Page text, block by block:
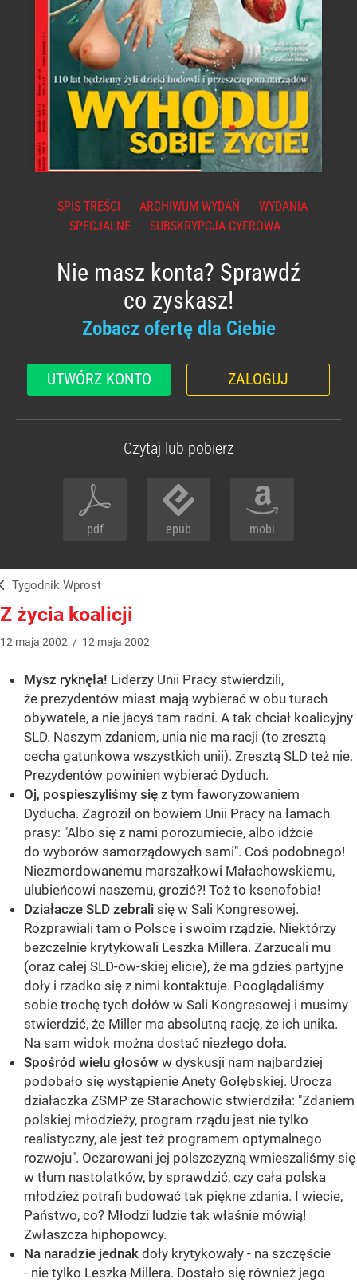
SPIS TREŚCI ARCHIWUM WYDAŃ
WYDANIA
SPECJALNE
SUBSKRYPCJA CYFROWA
Nie masz konta? Sprawdź
co zyskasz!
Zobacz ofertę dla Ciebie
UTWÓRZ KONTO ZALOGUJ
Czytaj lub pobierz
pdf epub mobi
Tygodnik Wprost
Z życia koalicji
12 maja 2002 / 12 maja 2002
Mysz ryknęła! Liderzy Unii Pracy stwierdzili,
że prezydentów miast mają wybierać w obu turach
obywatele, a nie jacyś tam radni. A tak chciał koalicyjny
SLD. Naszym zdaniem, unia nie ma racji (to zresztą
cecha gatunkowa wszystkich unii). Zresztą SLD też nie.
Prezydentów powinien wybierać Dyduch.
Oj, pospieszyliśmy się z tym faworyzowaniem
Dyducha. Zagroził on bowiem Unii Pracy na łamach
prasy: "Albo się z nami porozumiecie, albo idźcie
do wyborów samorządowych sami". Coś podobnego!
Niezmordowanemu marszałkowi Małachowskiemu,
ulubieńcowi naszemu, grozić?! Toż to ksenofobia!
Działacze SLD zebrali się w Sali Kongresowej.
Rozprawiali tam o Polsce i swoim rządzie. Niektórzy
bezczelnie krytykowali Leszka Millera. Zarzucali mu
(oraz całej SLD-ow-skiej elicie), że ma gdzieś partyjne
doły i rzadko się z nimi kontaktuje. Pooglądaliśmy
sobie trochę tych dołów w Sali Kongresowej i musimy
stwierdzić, że Miller ma absolutną rację, że ich unika.
Na sam widok można dostać niezłego doła.
Spośród wielu głosów w dyskusji nam najbardziej
podobało się wystąpienie Anety Gołębskiej. Urocza
działaczka ZSMP ze Starachowic stwierdziła: "Zdaniem
polskiej młodzieży, program rządu jest nie tylko
realistyczny, ale jest też programem optymalnego
rozwoju". Oczarowani jej polszczyzną wmieszaliśmy się
w tłum nastolatków, by sprawdzić, czy cała polska
młodzież potrafi budować tak piękne zdania. I wiecie,
Państwo, co? Młodzi ludzie tak właśnie mówią!
Zwłaszcza hiphopowcy.
Na naradzie jednak doły krytykowały - na szczęście
- nie tylko Leszka Millera. Dostało się również jego